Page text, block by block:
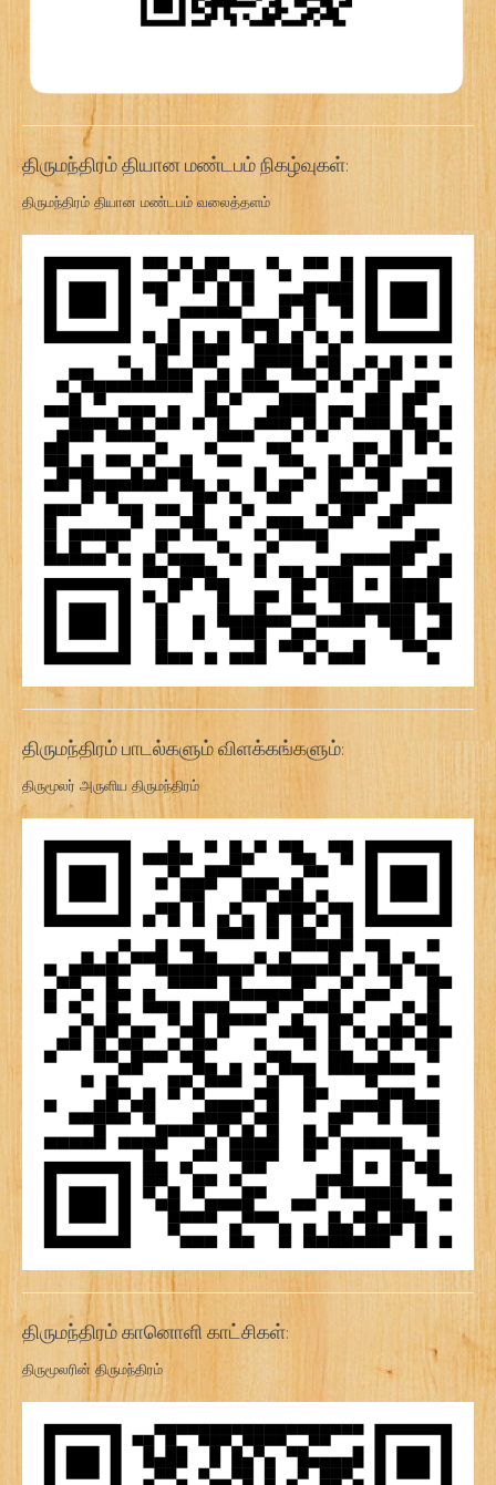
திருமந்திரம் தியான மண்டபம் நிகழ்வுகள்:
திருமந்திரம் தியான மண்டபம் வலைத்தளம்
திருமந்திரம் பாடல்களும் விளக்கங்களும்:
திருமூலர் அருளிய திருமந்திரம்
திருமந்திரம் கானொளி காட்சிகள்:
திருமூலரின் திருமந்திரம்